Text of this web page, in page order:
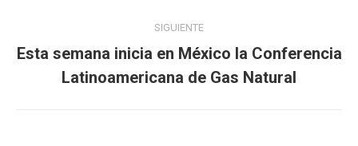
SIGUIENTE
Publicación
siguiente:
Esta semana inicia en México la Conferencia
Latinoamericana de Gas Natural